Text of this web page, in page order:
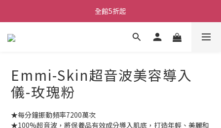
全館5折起
Emmi-Skin超音波美容導入
儀-玫瑰粉
★每分鐘振動頻率7200萬次
★100%超音波，將保養品有效成分導入肌底，打造年輕、美麗和